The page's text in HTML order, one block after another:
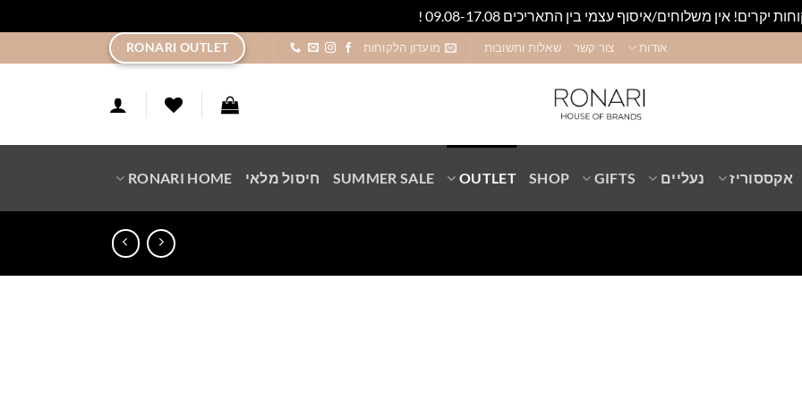
יקרים! אין משלוחים/איסוף עצמי בין התאריכים 09.08-17.08 !
אודות צור קשר שאלות ותשובות מועדון הלקוחות RONARI OUTLET
אקססוריז נעליים GIFTS
SHOP
OUTLET
SUMMER SALE חיסול מלאי RONARI HOME